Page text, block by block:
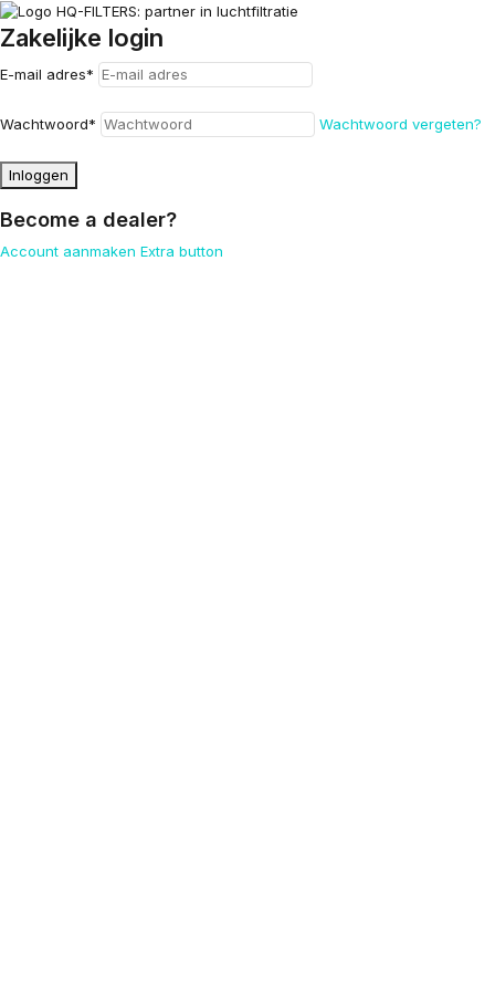
Zakelijke login
E-mail adres*
Wachtwoord* Wachtwoord vergeten?
Inloggen
Become a dealer?
Account aanmaken Extra button